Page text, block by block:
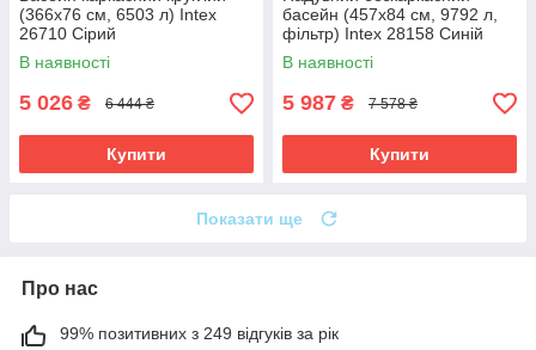
(366x76 см, 6503 л) Intex
26710 Сірий
В наявності
5 026 ₴ 6 444 ₴
Купити
басейн (457х84 см, 9792 л,
фільтр) Intex 28158 Синій
В наявності
5 987 ₴ 7 578 ₴
Купити
Показати ще
Про нас
99% позитивних з 249 відгуків за рік